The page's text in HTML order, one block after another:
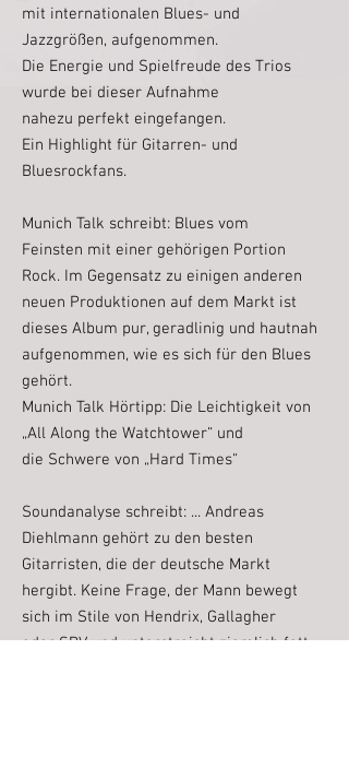
mit internationalen Blues- und
Jazzgrößen, aufgenommen.
Die Energie und Spielfreude des Trios
wurde bei dieser Aufnahme
nahezu perfekt eingefangen.
Ein Highlight für Gitarren- und
Bluesrockfans.
Munich Talk schreibt: Blues vom
Feinsten mit einer gehörigen Portion
Rock. Im Gegensatz zu einigen anderen
neuen Produktionen auf dem Markt ist
dieses Album pur, geradlinig und hautnah
aufgenommen, wie es sich für den Blues
gehört.
Munich Talk Hörtipp: Die Leichtigkeit von
„All Along the Watchtower“ und
die Schwere von „Hard Times“
Soundanalyse schreibt: ... Andreas
Diehlmann gehört zu den besten
Gitarristen, die der deutsche Markt
hergibt. Keine Frage, der Mann bewegt
sich im Stile von Hendrix, Gallagher
oder SRV und unterstreicht ziemlich fett,